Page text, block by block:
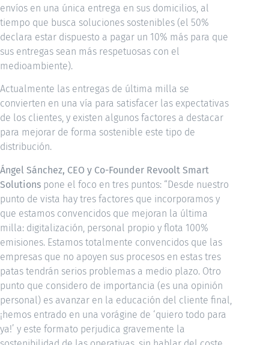
envíos en una única entrega en sus domicilios, al
tiempo que busca soluciones sostenibles (el 50%
declara estar dispuesto a pagar un 10% más para que
sus entregas sean más respetuosas con el
medioambiente).
Actualmente las entregas de última milla se
convierten en una vía para satisfacer las expectativas
de los clientes, y existen algunos factores a destacar
para mejorar de forma sostenible este tipo de
distribución.
Ángel Sánchez, CEO y Co-Founder Revoolt Smart
Solutions pone el foco en tres puntos: “Desde nuestro
punto de vista hay tres factores que incorporamos y
que estamos convencidos que mejoran la última
milla: digitalización, personal propio y flota 100%
emisiones. Estamos totalmente convencidos que las
empresas que no apoyen sus procesos en estas tres
patas tendrán serios problemas a medio plazo. Otro
punto que considero de importancia (es una opinión
personal) es avanzar en la educación del cliente final,
¡hemos entrado en una vorágine de ‘quiero todo para
ya!’ y este formato perjudica gravemente la